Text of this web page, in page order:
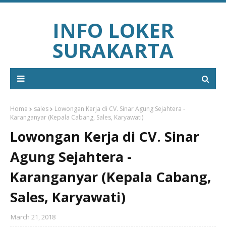
INFO LOKER
SURAKARTA
Home sales
Lowongan Kerja di CV. Sinar Agung Sejahtera -
Karanganyar (Kepala Cabang, Sales, Karyawati)
Lowongan Kerja di CV. Sinar
Agung Sejahtera -
Karanganyar (Kepala Cabang,
Sales, Karyawati)
March 21, 2018